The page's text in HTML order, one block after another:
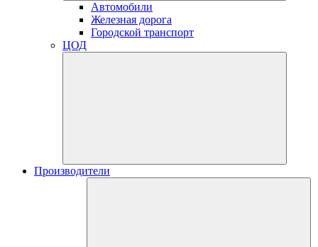
Автомобили
Железная дорога
Городской транспорт
ЦОД
Производители